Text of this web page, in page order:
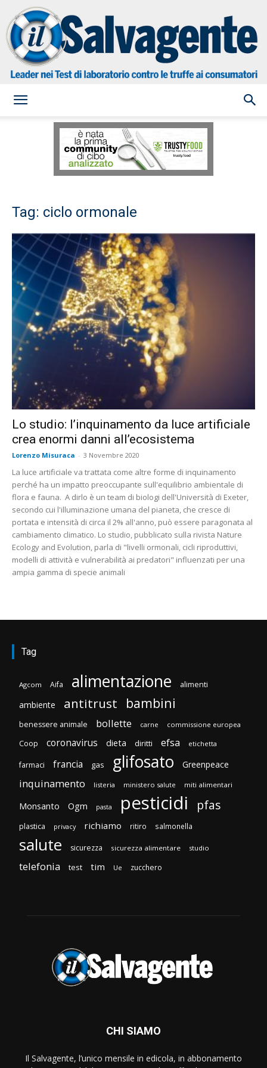
Salvagente
Tag: ciclo ormonale
Lo studio: l’inquinamento da luce artificiale
crea enormi danni all’ecosistema
Lorenzo Misuraca - 3 Novembre 2020
La luce artificiale va trattata come altre forme di inquinamento
perché ha un impatto preoccupante sull'equilibrio ambientale di
flora e fauna. A dirlo è un team di biologi dell'Università di Exeter,
secondo cui l'illuminazione umana del pianeta, che cresce di
portata e intensità di circa il 2% all'anno, può essere paragonata al
cambiamento climatico. Lo studio, pubblicato sulla rivista Nature
Ecology and Evolution, parla di "livelli ormonali, cicli riproduttivi,
modelli di attività e vulnerabilità ai predatori" influenzati per una
ampia gamma di specie animali
Tag
Agcom Aifa alimentazione alimenti
ambiente antitrust bambini
benessere animale bollette carne commissione europea
Coop coronavirus dieta diritti efsa etichetta
farmaci francia gas glifosato Greenpeace
inquinamento listeria ministero salute miti alimentari
Monsanto Ogm pasta pesticidi pfas
plastica privacy richiamo ritiro salmonella
salute sicurezza sicurezza alimentare studio
telefonia test tim Ue zucchero
CHI SIAMO
Il Salvagente, l’unico mensile in edicola, in abbonamento